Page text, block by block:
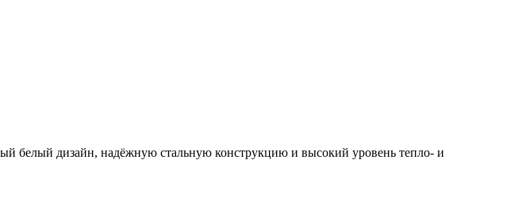
белый дизайн, надёжную стальную конструкцию и высокий уровень тепло- и